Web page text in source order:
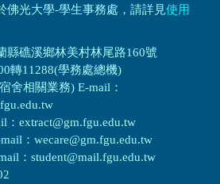
佛光大學-學生事務處，請詳見使用
縣礁溪鄉林美村林尾路160號
轉11288(學務處總機)
舍相關業務) E-mail：
：extract@gm.fgu.edu.tw
：wecare@gm.fgu.edu.tw
：student@mail.fgu.edu.tw